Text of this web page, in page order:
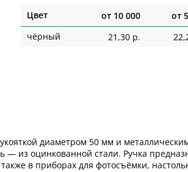
Цвет от 10 000 от
чёрный
21,30 р.
диаметром 50 мм и
— из оцинкованной стали. Ручка
в приборах для фотосъёмки,